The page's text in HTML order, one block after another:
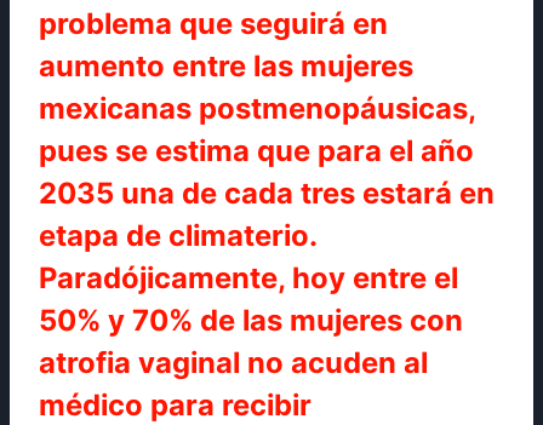
problema que seguirá en
aumento entre las mujeres
mexicanas postmenopáusicas,
pues se estima que para el año
2035 una de cada tres estará en
etapa de climaterio.
Paradójicamente, hoy entre el
50% y 70% de las mujeres con
atrofia vaginal no acuden al
médico para recibir